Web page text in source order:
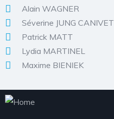
Alain WAGNER
Séverine JUNG CANIVET
Patrick MATT
Lydia MARTINEL
Maxime BIENIEK